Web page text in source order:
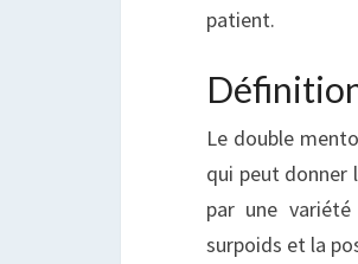
patient.
Le double
qui peut donner
par une
surpoids et la